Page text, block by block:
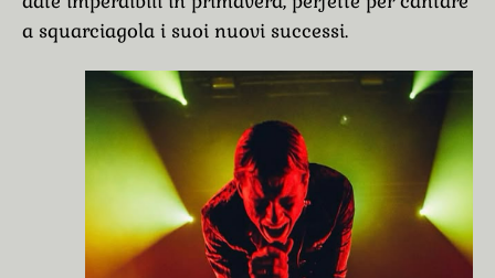
a squarciagola i suoi nuovi successi.